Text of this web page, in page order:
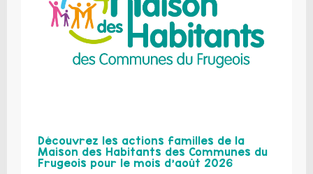
Découvrez les actions familles de la
Maison des Habitants des Communes du
Frugeois pour le mois d’août 2026